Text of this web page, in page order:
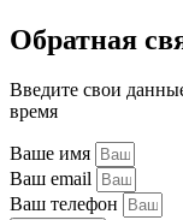
Обратная
Введите свои
время
Ваше имя
Ваш email
Ваш телефон